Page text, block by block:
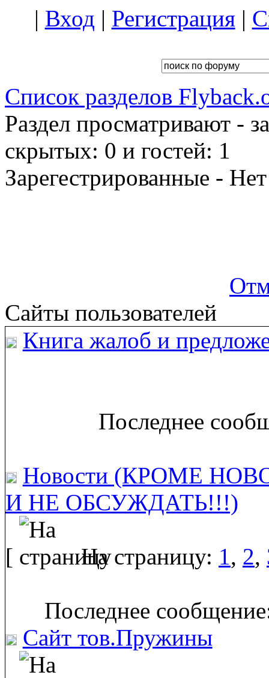
| Вход | Регистрация|
Список разделов
Раздел просматривают -
скрытых: 0 и гостей: 1
Зарегестрированные - Нет
Сайты пользователей
Книга жалоб и
Последнее
Новости (КРОМЕ
И НЕ ОБСУЖДАТЬ!!!)
[ На страницу: 1, 2,
Последнее
Сайт тов.Пружины